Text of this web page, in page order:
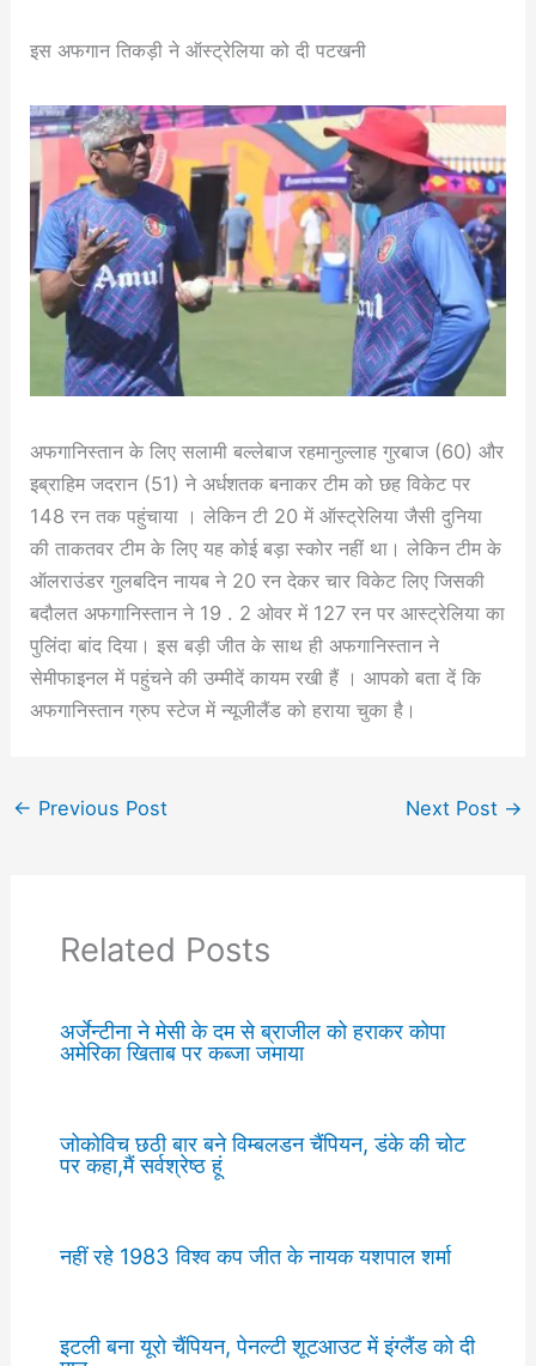
इस अफगान तिकड़ी ने ऑस्ट्रेलिया को दी पटखनी
अफगानिस्तान के लिए सलामी बल्लेबाज रहमानुल्लाह गुरबाज (60) और
इब्राहिम जदरान (51) ने अर्धशतक बनाकर टीम को छह विकेट पर
148 रन तक पहुंचाया । लेकिन टी 20 में ऑस्ट्रेलिया जैसी दुनिया
की ताकतवर टीम के लिए यह कोई बड़ा स्कोर नहीं था। लेकिन टीम के
ऑलराउंडर गुलबदिन नायब ने 20 रन देकर चार विकेट लिए जिसकी
बदौलत अफगानिस्तान ने 19 . 2 ओवर में 127 रन पर आस्ट्रेलिया का
पुलिंदा बांद दिया। इस बड़ी जीत के साथ ही अफगानिस्तान ने
सेमीफाइनल में पहुंचने की उम्मीदें कायम रखी हैं । आपको बता दें कि
अफगानिस्तान ग्रुप स्टेज में न्यूजीलैंड को हराया चुका है।
← Previous Post Next Post →
Related Posts
अर्जेन्टीना ने मेसी के दम से ब्राजील को हराकर कोपा
अमेरिका खिताब पर कब्जा जमाया
जोकोविच छठी बार बने विम्बलडन चैंपियन, डंके की चोट
पर कहा,मैं सर्वश्रेष्ठ हूं
नहीं रहे 1983 विश्व कप जीत के नायक यशपाल शर्मा
इटली बना यूरो चैंपियन, पेनल्टी शूटआउट में इंग्लैंड को दी